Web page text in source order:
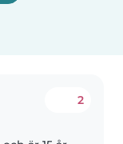
2